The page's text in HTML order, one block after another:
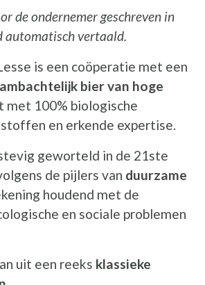
de ondernemer geschreven in
automatisch vertaald.
is een coöperatie met een
ambachtelijk bier van hoge
met 100% biologische
en erkende expertise.
geworteld in de 21ste
de pijlers van duurzame
houdend met de
en sociale problemen
uit een reeks klassieke